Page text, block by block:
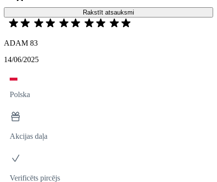
Rakstīt atsauksmi
ADAM 83
14/06/2025
Polska
Akcijas daļa
Verificēts pircējs